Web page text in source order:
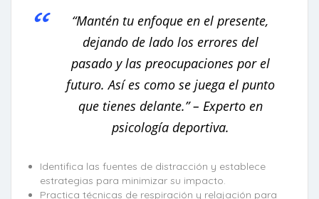
“Mantén tu enfoque en el presente,
dejando de lado los errores del
pasado y las preocupaciones por el
futuro. Así es como se juega el punto
que tienes delante.” – Experto en
psicología deportiva.
Identifica las fuentes de distracción y establece
estrategias para minimizar su impacto.
Practica técnicas de respiración y relajación para